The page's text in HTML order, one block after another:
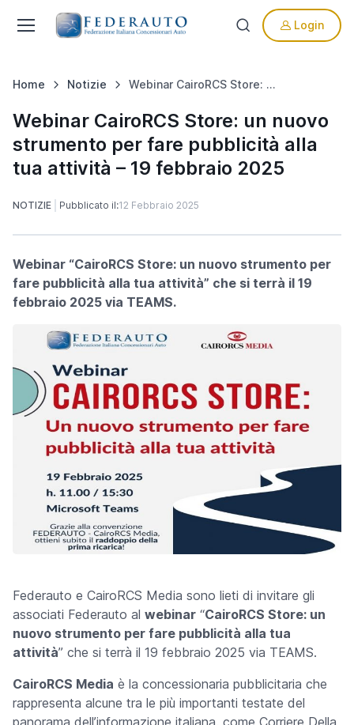
Login
Home Notizie Webinar CairoRCS Store: un nuovo strumento per fare pubblicità alla tua attività – 19 febbraio 2025
Webinar CairoRCS Store: un nuovo
strumento per fare pubblicità alla
tua attività – 19 febbraio 2025
NOTIZIE Pubblicato il:12 Febbraio 2025
Webinar “CairoRCS Store: un nuovo strumento per
fare pubblicità alla tua attività” che si terrà il 19
febbraio 2025 via TEAMS.
Federauto e CairoRCS Media sono lieti di invitare gli
associati Federauto al webinar “CairoRCS Store: un
nuovo strumento per fare pubblicità alla tua
attività” che si terrà il 19 febbraio 2025 via TEAMS.
CairoRCS Media è la concessionaria pubblicitaria che
rappresenta alcune tra le più importanti testate del